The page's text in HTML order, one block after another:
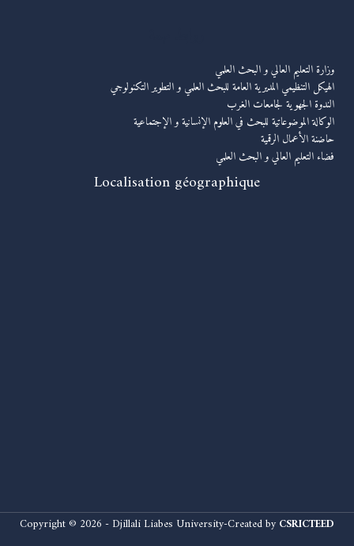
وزارة التعليم العالي و البحث العلمي
الهيكل التنظيمي المديرية العامة للبحث العلمي و التطوير التكنولوجي
الندوة الجهوية لجامعات الغرب
الوكالة الموضوعاتية للبحث في العلوم الإنسانية و الإجتماعية
حاضنة الأعمال الرقمية
فضاء التعليم العالي و البحث العلمي
Localisation géographique
Copyright © 2026 - Djillali Liabes University-Created by CSRICTEED